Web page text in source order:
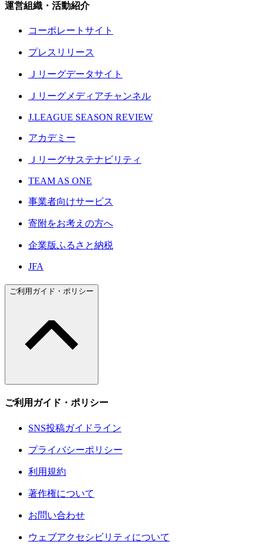
運営組織・活動紹介
コーポレートサイト
プレスリリース
Ｊリーグデータサイト
Ｊリーグメディアチャンネル
J.LEAGUE SEASON REVIEW
アカデミー
Ｊリーグサステナビリティ
TEAM AS ONE
事業者向けサービス
寄附をお考えの方へ
企業版ふるさと納税
JFA
ご利用ガイド・ポリシー
ご利用ガイド・ポリシー
SNS投稿ガイドライン
プライバシーポリシー
利用規約
著作権について
お問い合わせ
ウェブアクセシビリティについて